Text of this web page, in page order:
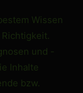
Wissen
und -
Inhalte
bzw.